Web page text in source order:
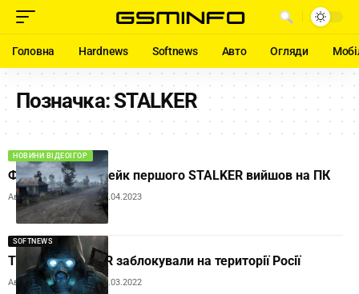
Головна Hardnews Softnews Авто Огляди
Позначка:STALKER
НОВИНИ ВІДЕОІГОР
Фанатський ремейк першого STALKER вийшов на ПК
Автор:Andrew Orobets 18.04.2023
SOFTNEWS
Творців STALKER заблокували на території Росії
Автор:Andrew Orobets25.03.2022